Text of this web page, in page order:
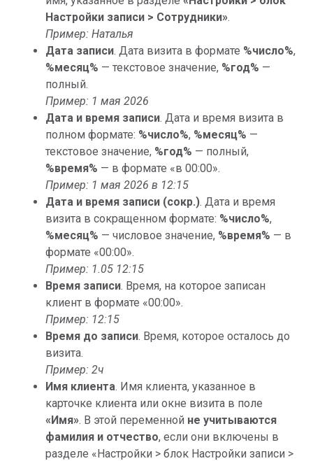
Настройки записи > Сотрудники».
Пример: Наталья
Дата записи. Дата визита в формате %число%,
%месяц% — текстовое значение, %год% —
полный.
Пример: 1 мая 2026
Дата и время записи. Дата и время визита в
полном формате: %число%, %месяц% —
текстовое значение, %год% — полный,
%время% — в формате «в 00:00».
Пример: 1 мая 2026 в 12:15
Дата и время записи (сокр.). Дата и время
визита в сокращенном формате: %число%,
%месяц% — числовое значение, %время% — в
формате «00:00».
Пример: 1.05 12:15
Время записи. Время, на которое записан
клиент в формате «00:00».
Пример: 12:15
Время до записи. Время, которое осталось до
визита.
Пример: 2ч
Имя клиента. Имя клиента, указанное в
карточке клиента или окне визита в поле
«Имя». В этой переменной не учитываются
фамилия и отчество, если они включены в
разделе «Настройки > блок Настройки записи >